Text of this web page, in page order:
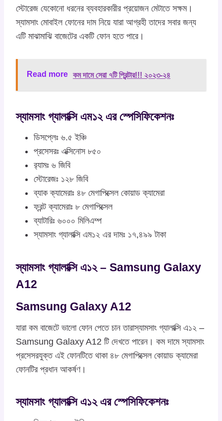
স্টোরেজ যেকোনো ধরনের ব্যবহারকারীর প্রয়োজন মেটাতে সক্ষম।
স্যামসাং মোবাইল ফোনের দাম নিয়ে যারা আগ্রহী তাদের সবার জন্য
এটি মাঝামাঝি বাজেটের একটি ফোন হতে পারে।
Read more কম দামে সেরা ৭টি প্রিন্টার!!! ২০২৩-২৪
স্যামসাং গ্যালাক্সি এম১২ এর স্পেসিফিকেশনঃ
ডিসপ্লেঃ ৬.৫ ইঞ্চি
প্রসেসরঃ এক্সিনোস ৮৫০
র‍্যামঃ ৬ জিবি
স্টোরেজঃ ১২৮ জিবি
ব্যাক ক্যামেরাঃ ৪৮ মেগাপিক্সেল কোয়াড ক্যামেরা
ফ্রন্ট ক্যামেরাঃ ৮ মেগাপিক্সেল
ব্যাটারিঃ ৬০০০ মিলিএম্প
স্যামসাং গ্যালাক্সি এম১২ এর দামঃ ১৭,৪৯৯ টাকা
স্যামসাং গ্যালাক্সি এ১২ – Samsung Galaxy
A12
Samsung Galaxy A12
যারা কম বাজেটে ভালো ফোন পেতে চান তারাস্যামসাং গ্যালাক্সি এ১২ –
Samsung Galaxy A12 টি দেখতে পারেন। কম দামে স্যামসাং
প্রসেসরযুক্ত এই ফোনটিতে থাকা ৪৮ মেগাপিক্সেল কোয়াড ক্যামেরা
ফোনটির প্রধান আকর্ষণ।
স্যামসাং গ্যালাক্সি এ১২ এর স্পেসিফিকেশনঃ